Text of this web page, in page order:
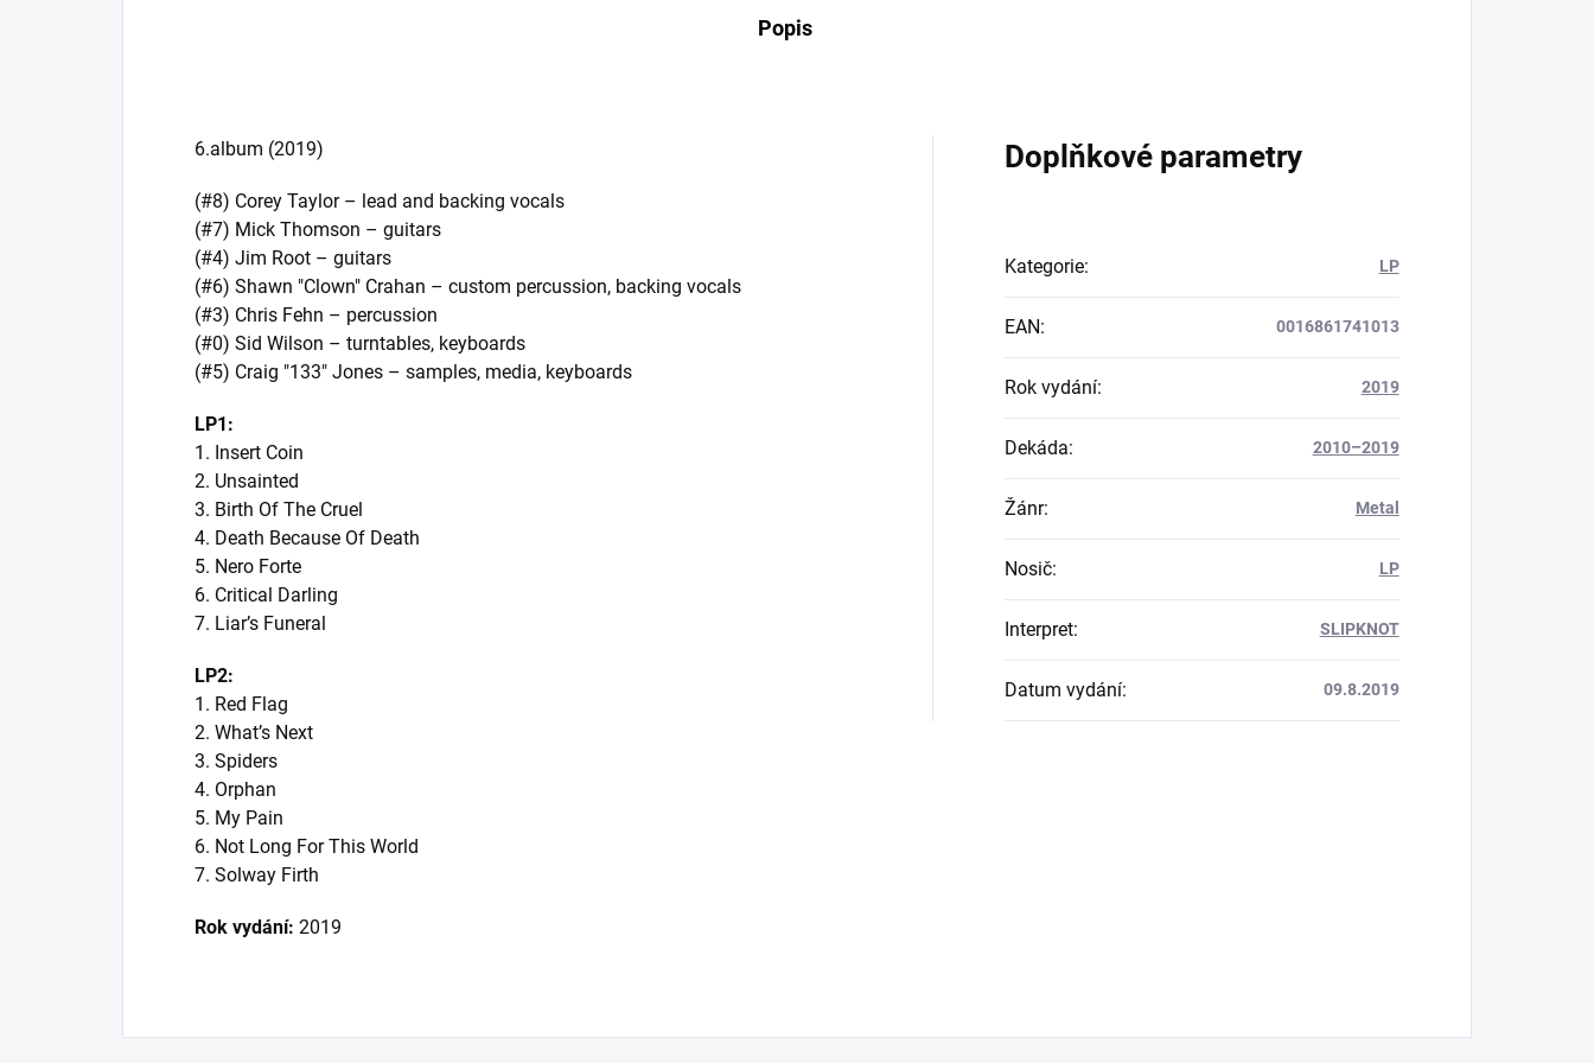
Popis
6.album (2019)
(#8) Corey Taylor – lead and backing vocals
(#7) Mick Thomson – guitars
(#4) Jim Root – guitars
(#6) Shawn "Clown" Crahan – custom percussion, backing vocals
(#3) Chris Fehn – percussion
(#0) Sid Wilson – turntables, keyboards
(#5) Craig "133" Jones – samples, media, keyboards
LP1:
1. Insert Coin
2. Unsainted
3. Birth Of The Cruel
4. Death Because Of Death
5. Nero Forte
6. Critical Darling
7. Liar’s Funeral
LP2:
1. Red Flag
2. What’s Next
3. Spiders
4. Orphan
5. My Pain
6. Not Long For This World
7. Solway Firth
Rok vydání: 2019
Doplňkové parametry
Kategorie: LP
EAN: 0016861741013
Rok vydání: 2019
Dekáda: 2010–2019
Žánr: Metal
Nosič: LP
Interpret: SLIPKNOT
Datum vydání: 09.8.2019